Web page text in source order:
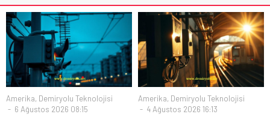
Amerika, Demiryolu Teknolojisi
6 Ağustos 2026 08:15
Amerika, Demiryolu Teknolojisi
4 Ağustos 2026 16:13